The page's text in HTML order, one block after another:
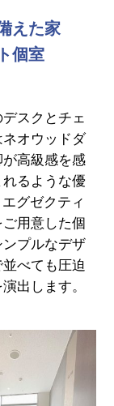
えた家
個室
スクとチェ
オウッドダ
高級感を感
るような優
グゼクティ
用意した個
プルなデザ
べても圧迫
出します。